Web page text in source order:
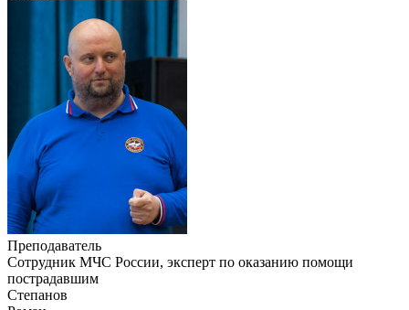
Преподаватель
Сотрудник МЧС России, эксперт по оказанию помощи
пострадавшим
Степанов